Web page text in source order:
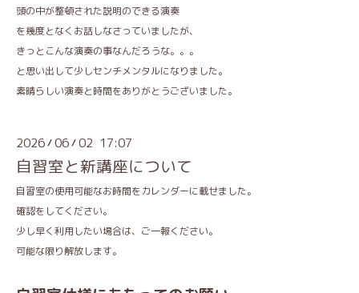
頭の中が整頓された説明のできる演奏
を幾度となくお話しなさっていましたが、
きっとこんな演奏の事なんだろうな。。。
と思い出して少しセンチメンタルになりました。
素晴らしい演奏と時間をありがとうございました。
2026/06/02 17:07
自習室と新講座について
自習室の使用可能なお時間をカレンダーに載せました。
確認をしてください。
少し早く利用したい場合は、ご一報ください。
可能な限り解放します。